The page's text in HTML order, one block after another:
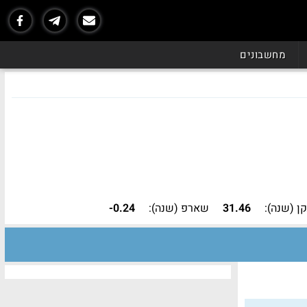
מחשבונים
(שנה): 31.46 שארפ (שנה): -0.24